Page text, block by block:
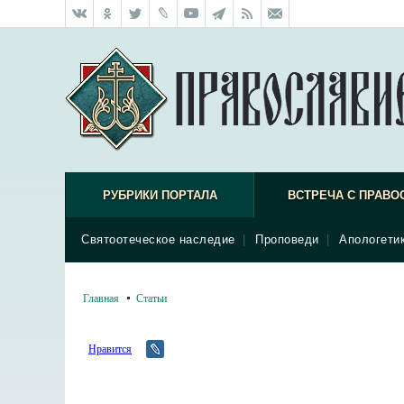
РУБРИКИ ПОРТАЛА ВСТРЕЧА С
Святоотеческое наследие Проповеди
Главная Статьи
Нравится